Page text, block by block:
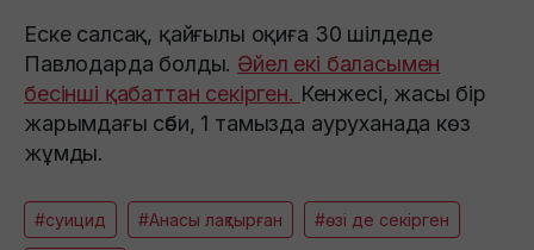
Еске салсақ, қайғылы оқиға 30 шілдеде
Павлодарда болды. Әйел екі баласымен
бесінші қабаттан секірген. Кенжесі, жасы бір
жарымдағы сәби, 1 тамызда ауруханада көз
жұмды.
#суицид #Анасы лақтырған #өзі де секірген